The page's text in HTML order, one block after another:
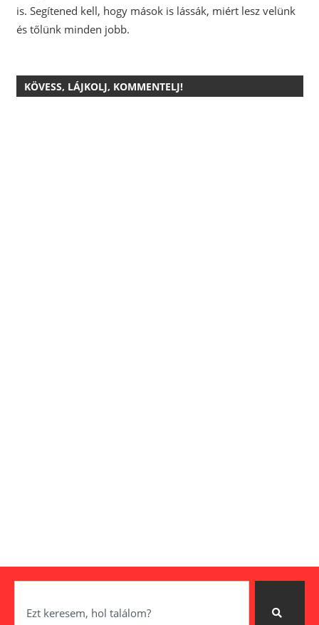
is. Segítened kell, hogy mások is lássák, miért lesz velünk
és tőlünk minden jobb.
KÖVESS, LÁJKOLJ, KOMMENTELJ!